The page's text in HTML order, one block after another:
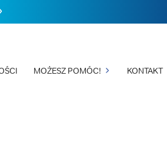
MOŻESZ POMÓC! KONTAKT